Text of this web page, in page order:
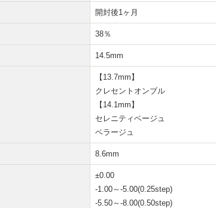
開封後1ヶ月
38％
14.5mm
【13.7mm】
クレセントオンブル
【14.1mm】
セレニティベージュ
ベラージュ
8.6mm
±0.00
-1.00～-5.00(0.25step)
-5.50～-8.00(0.50step)